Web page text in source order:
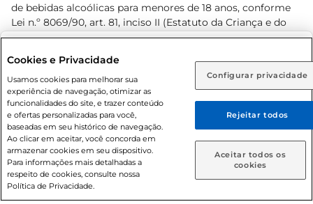
Rio de Janeiro (RJ) Goiás (GO)
Ou
Caso queira comprar online, informe como deseja receber
suas compras:
Entrega em casa Retire em Loja
de bebidas alcoólicas para menores de 18 anos, conforme
Lei n.º 8069/90, art. 81, inciso II (Estatuto da Criança e do
Adolescente). Preços e condições exclusivos para o
prévio. O valor mínimo para as compras on-line é de R$
80,00.
© 2026 Copyright. Todos os direitos
reservados Prezunic.
Cookies e Privacidade
Usamos cookies para melhorar sua
experiência de navegação, otimizar as
funcionalidades do site, e trazer conteúdo
e ofertas personalizadas para você,
baseadas em seu histórico de navegação.
Ao clicar em aceitar, você concorda em
armazenar cookies em seu dispositivo.
Para informações mais detalhadas a
respeito de cookies, consulte nossa
Política de Privacidade.
Configurar privacidade
Rejeitar todos
Aceitar todos os
cookies